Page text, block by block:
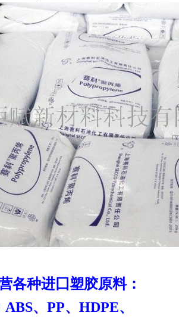
各种进囗塑胶原料：
、PP、HDPE、